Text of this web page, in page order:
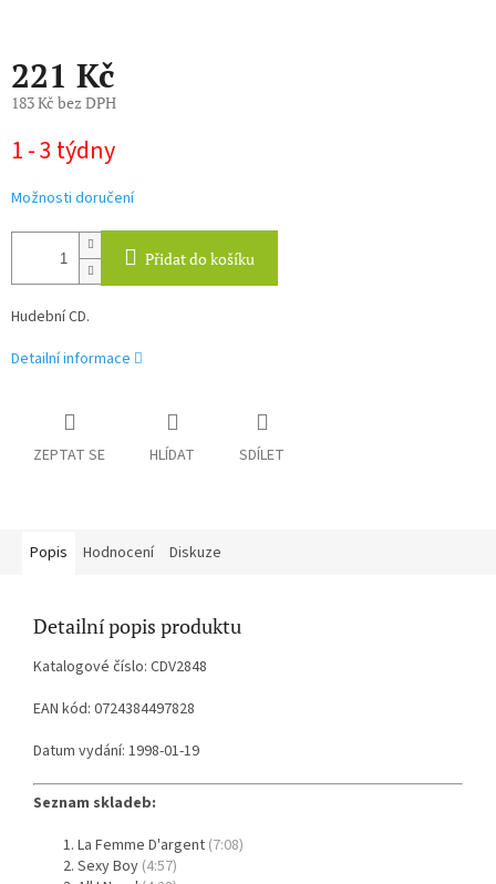
221 Kč
183 Kč bez DPH
cena:
1 - 3 týdny
Možnosti doručení
Přidat do košíku
Hudební CD.
Detailní informace
ZEPTAT SE HLÍDAT SDÍLET
Popis Hodnocení Diskuze
Detailní popis produktu
Katalogové číslo: CDV2848
EAN kód: 0724384497828
Datum vydání: 1998-01-19
Seznam skladeb:
La Femme D'argent (7:08)
Sexy Boy (4:57)